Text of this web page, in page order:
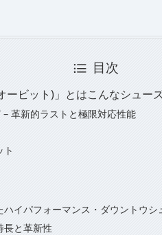
目次
ービット)」とはこんなシュー
– 革新的ラストと極限対応性能
ト
ハイパフォーマンス・ダウントウシ
長と革新性